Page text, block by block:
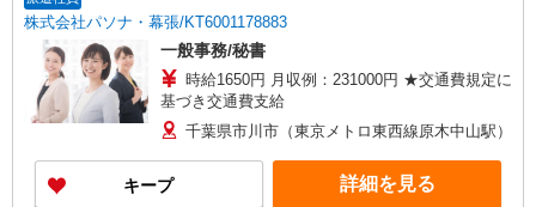
株式会社パソナ・幕張/KT6001178883
一般事務/秘書
時給1650円 月収例：231000円 ★交通費規定に
基づき交通費支給
千葉県市川市（東京メトロ東西線原木中山駅）
キープ 詳細を見る